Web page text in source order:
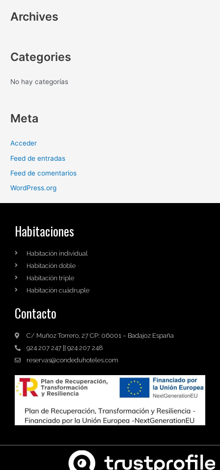
Archives
Categories
No hay categorías
Meta
Acceder
Feed de entradas
Feed de comentarios
WordPress.org
Habitaciones
Habitación individual
Habitación doble
Habitación triple
Habitación cuádruple
Contacto
C/ Muñoz Torrero, 27 CP: 06001 – Badajoz España
924 207 247 || 924 207 248
reservas@condeduhoteles.com